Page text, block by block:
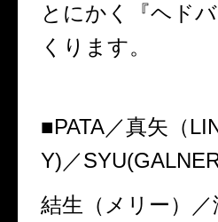
とにかく『ヘド
くります。
■PATA／真矢（
Y)／
結生（メリー）